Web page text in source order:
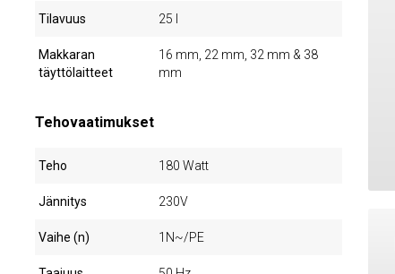
Tilavuus 25 l
Makkaran
täyttölaitteet
16 mm, 22 mm, 32 mm & 38
mm
Tehovaatimukset
Teho 180 Watt
Jännitys 230V
Vaihe (n) 1N~/PE